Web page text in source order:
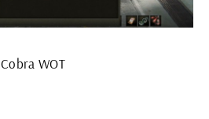
Cobra WOT